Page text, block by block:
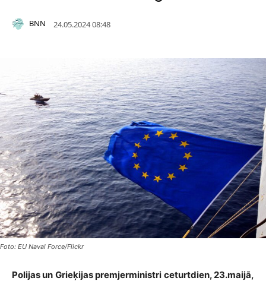
BNN 24.05.2024 08:48
Foto: EU Naval Force/Flickr
Polijas un Grieķijas premjerministri ceturtdien, 23.maijā,